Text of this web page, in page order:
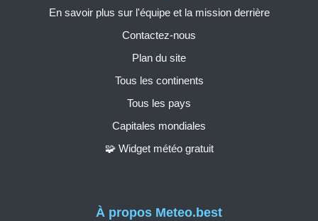
À propos Meteo.best
En savoir plus sur l'équipe et la mission derrière
Contactez-nous
Plan du site
Tous les continents
Tous les pays
Capitales mondiales
🧩 Widget météo gratuit